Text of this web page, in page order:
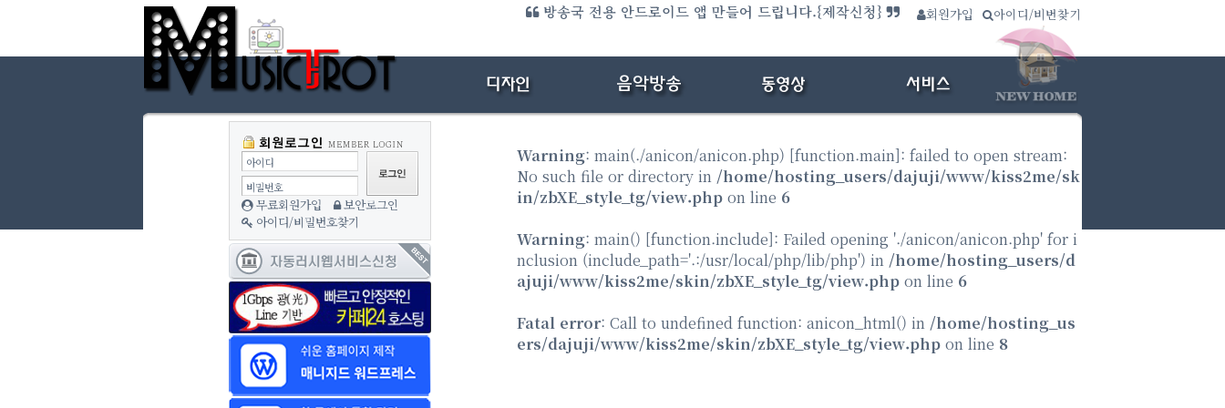
회원가입 아이디/비번찾기
미디어 엔터 전용 홈페이지 만들어 드립니다.{샘플사이트보기}
아이디
비밀번호
무료회원가입
보안로그인
아이디/비밀번호찾기
Warning: main(./anicon/anicon.php) [function.main]: failed to open stream:
No such file or directory in /home/hosting_users/dajuji/www/kiss2me/sk
in/zbXE_style_tg/view.php on line 6
Warning: main() [function.include]: Failed opening './anicon/anicon.php' for i
nclusion (include_path='.:/usr/local/php/lib/php') in /home/hosting_users/d
ajuji/www/kiss2me/skin/zbXE_style_tg/view.php on line 6
Fatal error: Call to undefined function: anicon_html() in /home/hosting_us
ers/dajuji/www/kiss2me/skin/zbXE_style_tg/view.php on line 8